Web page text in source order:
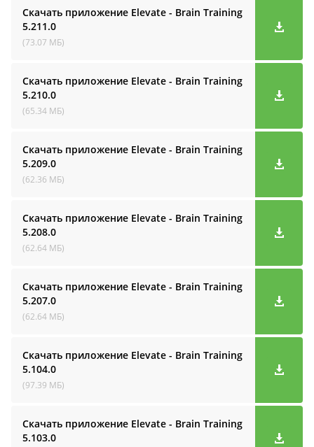
Скачать приложение Elevate - Brain Training
5.211.0
(73.07 МБ)
Скачать приложение Elevate - Brain Training
5.210.0
(65.34 МБ)
Скачать приложение Elevate - Brain Training
5.209.0
(62.36 МБ)
Скачать приложение Elevate - Brain Training
5.208.0
(62.64 МБ)
Скачать приложение Elevate - Brain Training
5.207.0
(62.64 МБ)
Скачать приложение Elevate - Brain Training
5.104.0
(97.39 МБ)
Скачать приложение Elevate - Brain Training
5.103.0